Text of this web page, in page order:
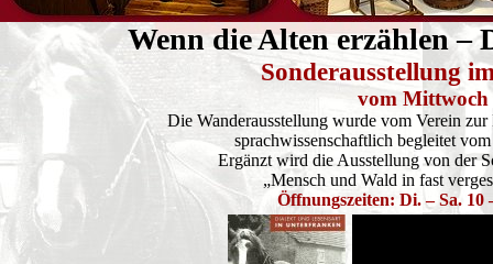
Wenn die Alten erzählen
Sonderausstellung
vom Mittwoch
Die Wanderausstellung wurde vom Verein
sprachwissenschaftlich begleitet
Ergänzt wird die Ausstellung von der
„Mensch und Wald in fast
Öffnungszeiten: Di. – Sa. 10